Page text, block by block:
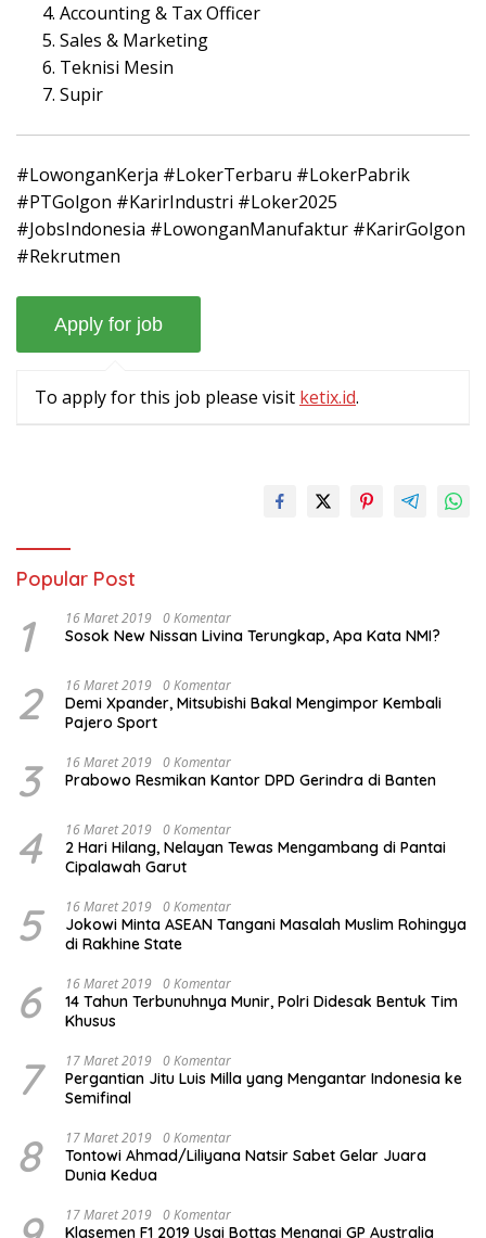
Accounting & Tax Officer
Sales & Marketing
Teknisi Mesin
Supir
#LowonganKerja #LokerTerbaru #LokerPabrik
#PTGolgon #KarirIndustri #Loker2025
#JobsIndonesia #LowonganManufaktur #KarirGolgon
#Rekrutmen
To apply for this job please visit ketix.id.
Popular Post
1 16 Maret 2019 0 Komentar
Sosok New Nissan Livina Terungkap, Apa Kata NMI?
2 16 Maret 2019 0 Komentar
Demi Xpander, Mitsubishi Bakal Mengimpor Kembali
Pajero Sport
3 16 Maret 2019 0 Komentar
Prabowo Resmikan Kantor DPD Gerindra di Banten
4 16 Maret 2019 0 Komentar
2 Hari Hilang, Nelayan Tewas Mengambang di Pantai
Cipalawah Garut
5 16 Maret 2019 0 Komentar
Jokowi Minta ASEAN Tangani Masalah Muslim Rohingya
di Rakhine State
6 16 Maret 2019 0 Komentar
14 Tahun Terbunuhnya Munir, Polri Didesak Bentuk Tim
Khusus
7 17 Maret 2019 0 Komentar
Pergantian Jitu Luis Milla yang Mengantar Indonesia ke
Semifinal
8 17 Maret 2019 0 Komentar
Tontowi Ahmad/Liliyana Natsir Sabet Gelar Juara
Dunia Kedua
17 Maret 2019 0 Komentar
Klasemen F1 2019 Usai Bottas Menangi GP Australia